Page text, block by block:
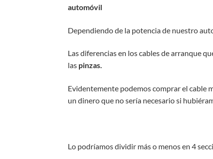
automóvil
Dependiendo de la potencia de nuestro
Las diferencias en los cables de arranque
las pinzas.
Evidentemente podemos comprar el cable
un dinero que no sería necesario si
Lo podríamos dividir más o menos en 4